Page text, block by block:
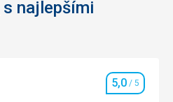
s najlepšími
Hodnotenie
5,0 / 5